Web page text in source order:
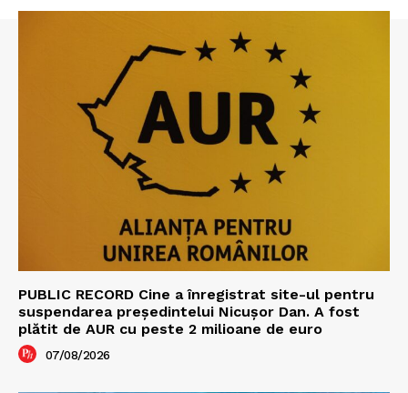
PUBLIC RECORD Cine a înregistrat site-ul pentru
suspendarea președintelui Nicușor Dan. A fost
plătit de AUR cu peste 2 milioane de euro
07/08/2026